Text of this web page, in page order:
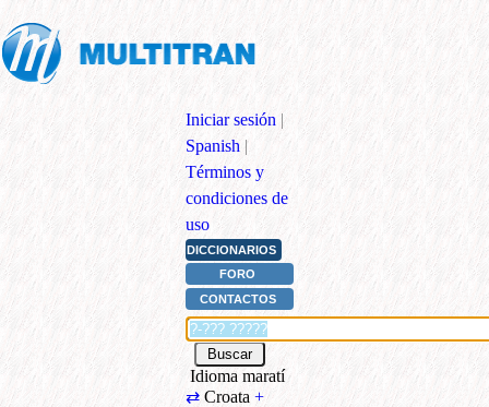
Iniciar sesión |
Spanish |
Términos y
condiciones de
uso
DICCIONARIOS
FORO
CONTACTOS
Idioma maratí
⇄ Croata +